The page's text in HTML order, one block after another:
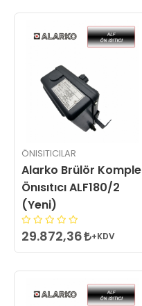
ÖNISITICILAR
Alarko Brülör Komple
Önısıtıcı ALF180/2
(Yeni)
29.872,36 +KDV